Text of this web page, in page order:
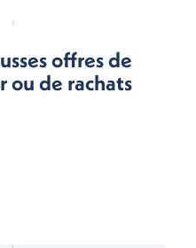
offres de
de rachats